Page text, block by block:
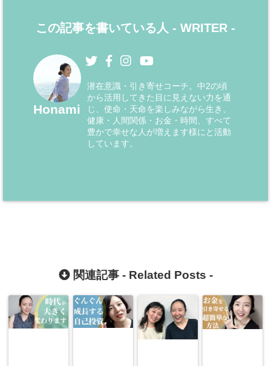
この記事を書いている人 - WRITER -
Honami
潜在意識・引き寄せコーチ。中2の頃
から活用してきた目に見えない力を通
じ、使命・天命を楽しみながら生き、
健康・人間関係・お金・時間、すべて
豊かで幸せな人が増えます様にと活動
しています。
関連記事 - Related Posts -